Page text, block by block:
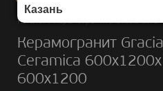
Казань
Каталог/Керамогранит/Gracia
Керамогранит Gracia
Ceramica
600х1200